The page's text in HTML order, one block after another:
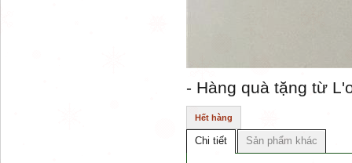
- Hàng quà tặng từ
Hết hàng
Chi tiết Sản phẩm khác